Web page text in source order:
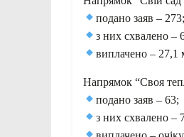
подано заяв – 273;
з них схвалено –
виплачено – 27,1
Напрямок “Своя
подано заяв – 63;
з них схвалено –